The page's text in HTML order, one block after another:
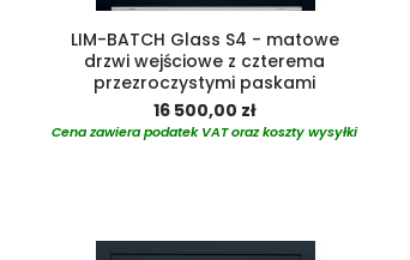
LIM-BATCH Glass S4 - matowe
drzwi wejściowe z czterema
przezroczystymi paskami
16 500,00 zł
Cena zawiera podatek VAT oraz koszty wysyłki